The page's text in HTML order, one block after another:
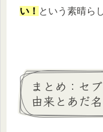
い！ という素晴ら
まとめ：セ
由来とあだ